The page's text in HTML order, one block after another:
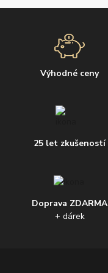
Výhodné ceny
25 let zkušeností
Doprava ZDARMA
+ dárek